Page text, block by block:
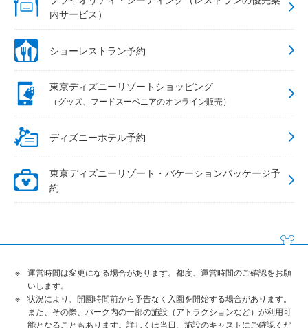
内サービス）
ショーレストラン予約
東京ディズニーリゾートショッピング
（グッズ、フードスーベニアのオンライン販売）
ディズニーホテル予約
東京ディズニーリゾート・バケーションパッケージ予
約
運営時間は変更になる場合があります。都度、運営時間のご確認をお願
いします。
状況により、開園時間前から予告なく入園を開始する場合があります。
また、その際、パーク内の一部の施設（アトラクションなど）が利用可
能となることもあります。詳しくは当日、施設のキャストにご確認くだ